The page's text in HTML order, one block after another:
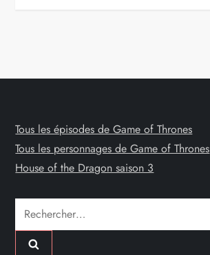
Tous les épisodes de Game of Thrones
Tous les personnages de Game of Thrones
House of the Dragon saison 3
Rechercher :